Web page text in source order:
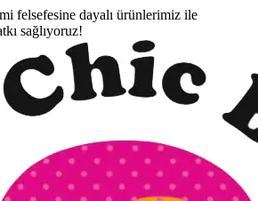
felsefesine dayalı ürünlerimiz ile
sağlıyoruz!